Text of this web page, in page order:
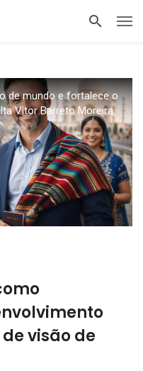
de mundo e fortalece o
Vitor Barreto Moreira.
visão de